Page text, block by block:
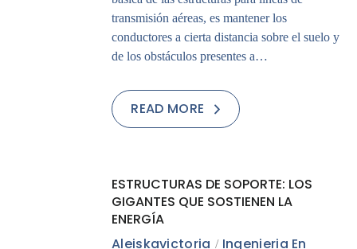
transmisión aéreas, es mantener los
conductores a cierta distancia sobre el suelo y
de los obstáculos presentes a…
READ MORE
ESTRUCTURAS DE SOPORTE: LOS
GIGANTES QUE SOSTIENEN LA
ENERGÍA
Aleiskavictoria
Ingenieria En